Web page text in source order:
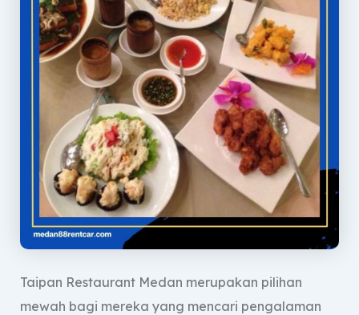
Taipan Restaurant Medan merupakan pilihan
mewah bagi mereka yang mencari pengalaman